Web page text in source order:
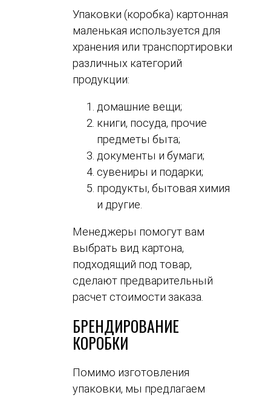
Упаковки (коробка) картонная
маленькая используется для
хранения или транспортировки
различных категорий
продукции:
домашние вещи;
книги, посуда, прочие
предметы быта;
документы и бумаги;
сувениры и подарки;
продукты, бытовая химия
и другие.
Менеджеры помогут вам
выбрать вид картона,
подходящий под товар,
сделают предварительный
расчет стоимости заказа.
БРЕНДИРОВАНИЕ
КОРОБКИ
Помимо изготовления
упаковки, мы предлагаем